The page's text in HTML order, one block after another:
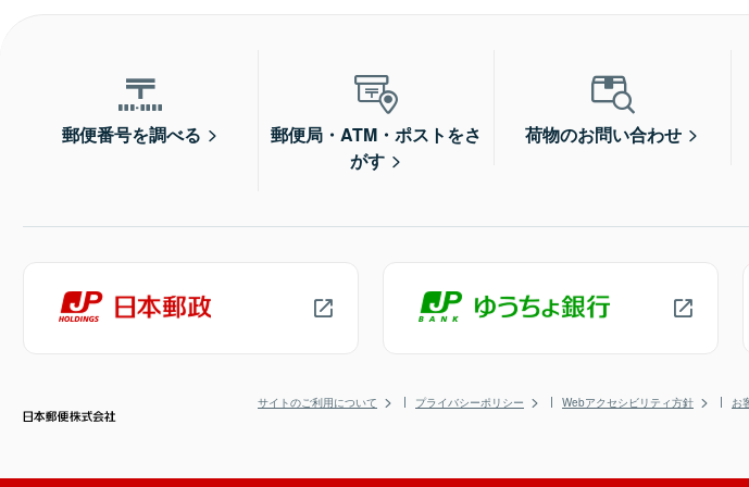
郵便番号を調べる
郵便局・ATM・ポストをさ
がす
荷物のお問い合わせ
サイトのご利用について プライバシーポリシー Webアクセシビリティ方針 お